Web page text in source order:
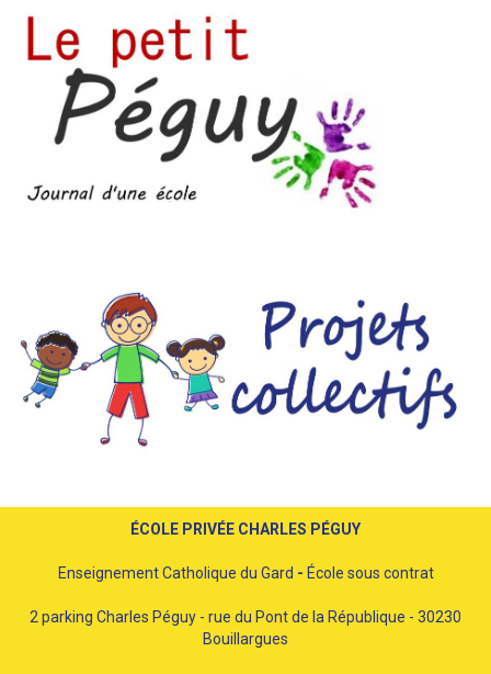
ÉCOLE PRIVÉE CHARLES PÉGUY
Enseignement Catholique du Gard - École sous contrat
2 parking Charles Péguy - rue du Pont de la République - 30230
Bouillargues